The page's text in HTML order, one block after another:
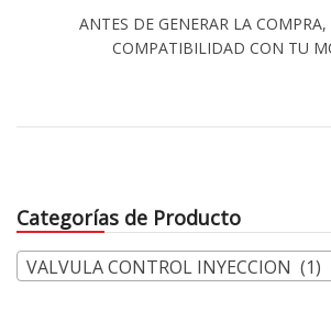
ANTES DE GENERAR LA
COMPATIBILIDAD CON TU
Categorías de Producto
VALVULA CONTROL INYECCION (1)